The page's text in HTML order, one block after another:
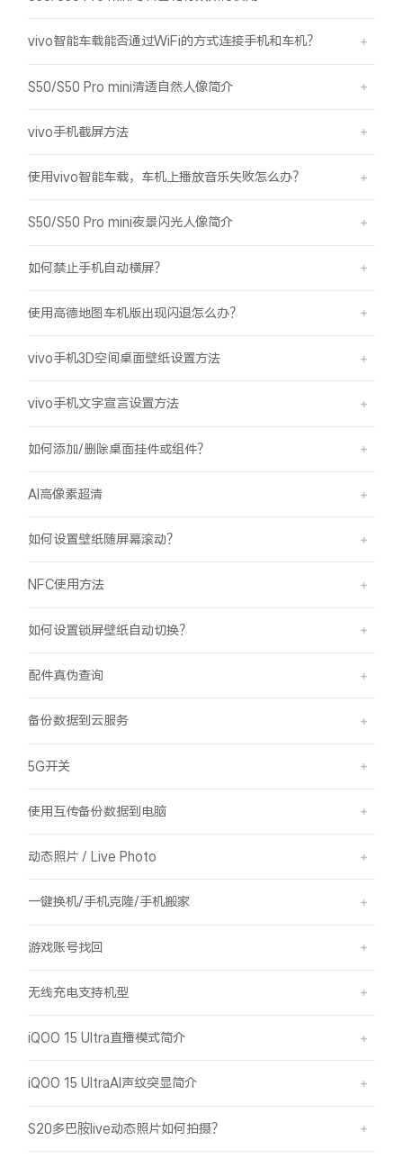
vivo智能车载能否通过WiFi的方式连接手机和车机？
S50/S50 Pro mini清透自然人像简介
vivo手机截屏方法
使用vivo智能车载，车机上播放音乐失败怎么办？
S50/S50 Pro mini夜景闪光人像简介
如何禁止手机自动横屏？
使用高德地图车机版出现闪退怎么办？
vivo手机3D空间桌面壁纸设置方法
vivo手机文字宣言设置方法
如何添加/删除桌面挂件或组件？
AI高像素超清
如何设置壁纸随屏幕滚动？
NFC使用方法
如何设置锁屏壁纸自动切换？
配件真伪查询
备份数据到云服务
5G开关
使用互传备份数据到电脑
动态照片 / Live Photo
一键换机/手机克隆/手机搬家
游戏账号找回
无线充电支持机型
iQOO 15 Ultra直播模式简介
iQOO 15 UltraAI声纹突显简介
S20多巴胺live动态照片如何拍摄？